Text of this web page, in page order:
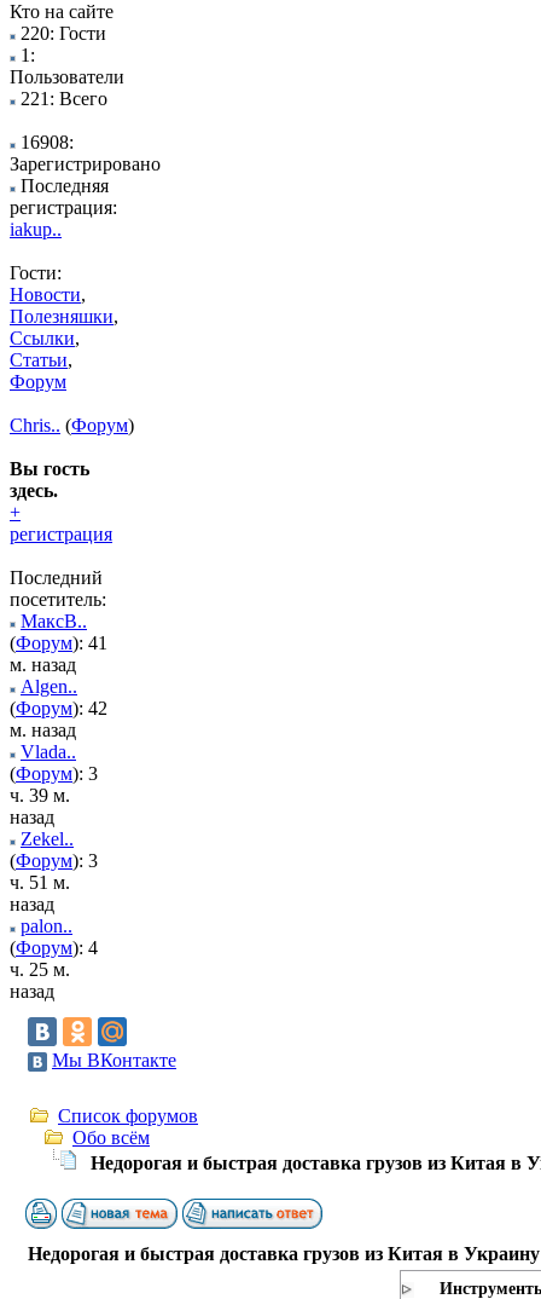
Кто на сайте
220: Гости
1:
Пользователи
221: Всего
16908:
Зарегистрировано
Последняя
регистрация:
iakup..
Гости:
Новости,
Полезняшки,
Ссылки,
Статьи,
Форум
Chris.. (Форум)
Вы гость
здесь.
+
регистрация
Последний
посетитель:
МаксВ..
(Форум): 41
м. назад
Algen..
(Форум): 42
м. назад
Vlada..
(Форум): 3
ч. 39 м.
назад
Zekel..
(Форум): 3
ч. 51 м.
назад
palon..
(Форум): 4
ч. 25 м.
назад
Мы ВКонтакте
Список форумов
Обо всём
Недорогая и быстрая доставка грузов из Китая в
Недорогая и быстрая доставка грузов из Китая в Украину